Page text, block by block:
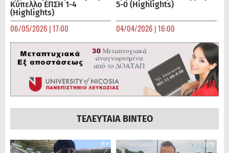
Κύπελλο ΕΠΣΗ 1-4
(Highlights)
06/05/2026 | 17:00
5-0 (Highlights)
04/04/2026 | 16:00
ΤΕΛΕΥΤΑΙΑ ΒΙΝΤΕΟ